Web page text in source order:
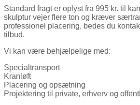
Standard fragt er oplyst fra 995 kr. til
skulptur vejer flere ton og kræver
professionel placering, bedes du
tilbud.
Vi kan være behjælpelige med:
Specialtransport
Kranløft
Placering og opsætning
Projektering til private, erhverv og